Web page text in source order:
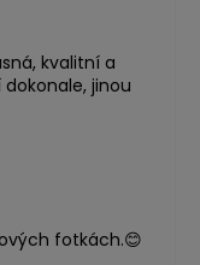
z 5 hvězdiček.
kvalitní a
jinou
z 5 hvězdiček.
fotkách.😊